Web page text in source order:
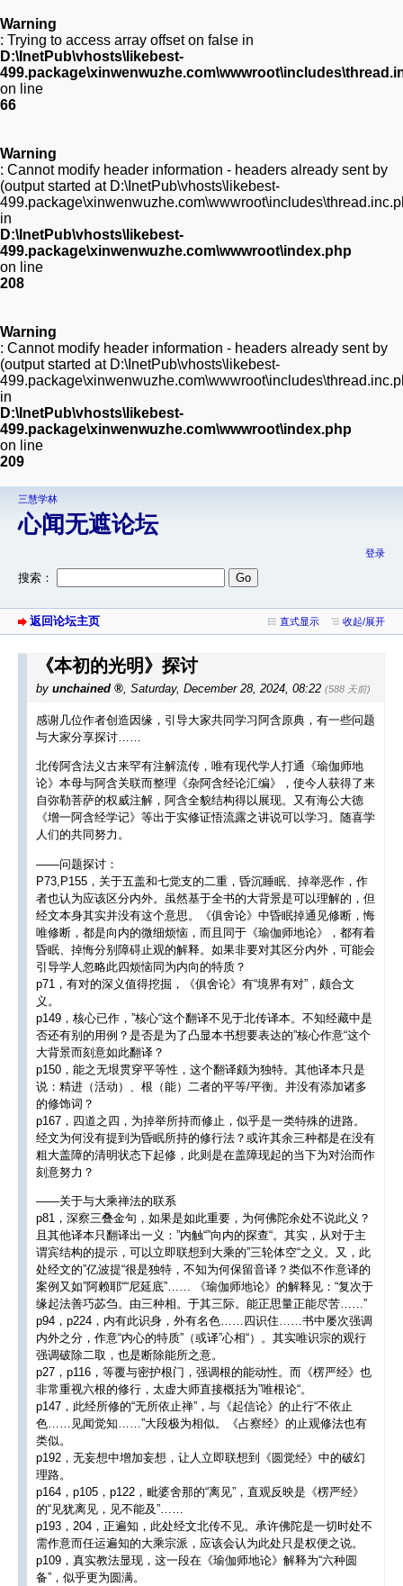
Warning
: Trying to access array offset on false in
D:\InetPub\vhosts\likebest-
on line
66
Warning
: Cannot modify header information - headers already sent by
(output started at D:\InetPub\vhosts\likebest-
in
D:\InetPub\vhosts\likebest-
499.package\xinwenwuzhe.com\wwwroot\index.php
on line
208
Warning
: Cannot modify header information - headers already sent by
(output started at D:\InetPub\vhosts\likebest-
in
D:\InetPub\vhosts\likebest-
499.package\xinwenwuzhe.com\wwwroot\index.php
on line
209
三慧学林
心闻无遮论坛
登录
搜索：
返回论坛主页 直式显示 收起/展开
《本初的光明》探讨
by unchained , Saturday, December 28, 2024, 08:22 (588 天前)
感谢几位作者创造因缘，引导大家共同学习阿含原典，有一些问题
与大家分享探讨……
北传阿含法义古来罕有注解流传，唯有现代学人打通《瑜伽师地
论》本母与阿含关联而整理《杂阿含经论汇编》，使今人获得了来
自弥勒菩萨的权威注解，阿含全貌结构得以展现。又有海公大德
《增一阿含经学记》等出于实修证悟流露之讲说可以学习。随喜学
人们的共同努力。
——问题探讨：
P73,P155，关于五盖和七觉支的二重，昏沉睡眠、掉举恶作，作
者也认为应该区分内外。虽然基于全书的大背景是可以理解的，但
经文本身其实并没有这个意思。《俱舍论》中昏眠掉通见修断，悔
唯修断，都是向内的微细烦恼，而且同于《瑜伽师地论》，都有着
昏眠、掉悔分别障碍止观的解释。如果非要对其区分内外，可能会
引导学人忽略此四烦恼同为内向的特质？
p71，有对的深义值得挖掘，《俱舍论》有“境界有对”，颇合文
义。
p149，核心已作，”核心“这个翻译不见于北传译本。不知经藏中是
否还有别的用例？是否是为了凸显本书想要表达的”核心作意“这个
大背景而刻意如此翻译？
p150，能之无垠贯穿平等性，这个翻译颇为独特。其他译本只是
说：精进（活动）、根（能）二者的平等/平衡。并没有添加诸多
的修饰词？
p167，四道之四，为掉举所持而修止，似乎是一类特殊的进路。
经文为何没有提到为昏眠所持的修行法？或许其余三种都是在没有
粗大盖障的清明状态下起修，此则是在盖障现起的当下为对治而作
刻意努力？
——关于与大乘禅法的联系
p81，深察三叠金句，如果是如此重要，为何佛陀余处不说此义？
且其他译本只翻译出一义：”内触“”向内的探查“。其实，从对于主
谓宾结构的提示，可以立即联想到大乘的”三轮体空“之义。又，此
处经文的”亿波提“很是独特，不知为何保留音译？类似不作意译的
案例又如”阿赖耶““尼延底”…… 《瑜伽师地论》的解释见：“复次于
缘起法善巧苾刍。由三种相。于其三际。能正思量正能尽苦……”
p94，p224，内有此识身，外有名色……四识住……书中屡次强调
内外之分，作意“内心的特质”（或译”心相“）。其实唯识宗的观行
强调破除二取，也是断除能所之意。
p27，p116，等覆与密护根门，强调根的能动性。而《楞严经》也
非常重视六根的修行，太虚大师直接概括为”唯根论“。
p147，此经所修的“无所依止禅”，与《起信论》的止行“不依止
色……见闻觉知……”大段极为相似。《占察经》的止观修法也有
类似。
p192，无妄想中增加妄想，让人立即联想到《圆觉经》中的破幻
理路。
p164，p105，p122，毗婆舍那的“离见”，直观反映是《楞严经》
的“见犹离见，见不能及”……
p193，204，正遍知，此处经文北传不见。承许佛陀是一切时处不
需作意而任运遍知的大乘宗派，应该会认为此处只是权便之说。
p109，真实教法显现，这一段在《瑜伽师地论》解释为“六种圆
备”，似乎更为圆满。